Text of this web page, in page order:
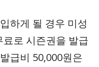
하게 될 경우 미성
로 시즌권을 발급
급비 50,000원은